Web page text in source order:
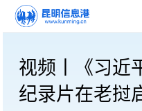
视频丨《习近
纪录片在老挝